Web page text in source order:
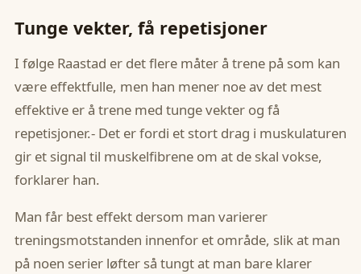
Tunge vekter, få repetisjoner
I følge Raastad er det flere måter å trene på som kan
være effektfulle, men han mener noe av det mest
effektive er å trene med tunge vekter og få
repetisjoner.- Det er fordi et stort drag i muskulaturen
gir et signal til muskelfibrene om at de skal vokse,
forklarer han.
Man får best effekt dersom man varierer
treningsmotstanden innenfor et område, slik at man
på noen serier løfter så tungt at man bare klarer